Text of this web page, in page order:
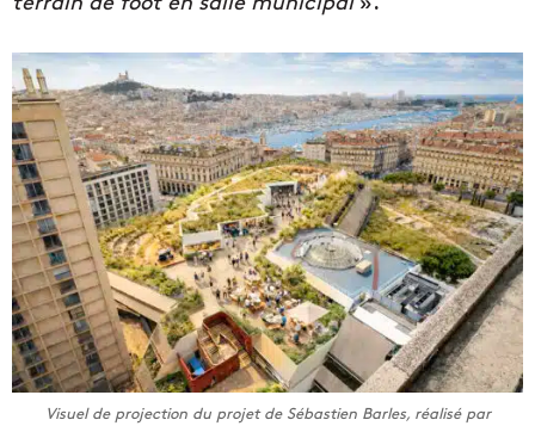
Visuel de projection du projet de Sébastien Barles, réalisé par